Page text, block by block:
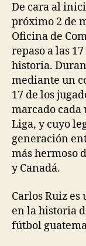
De cara al
próximo 2 de
Oficina de
repaso a las
historia.
mediante un
17 de los
marcado cada
Liga, y cuyo
generación
más hermoso
y Canadá.
Carlos Ruiz
en la historia
fútbol